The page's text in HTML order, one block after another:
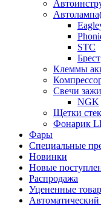
STC
Брест
Клеммы
Свечи
NGK
Щетки
Фонарик
Фары
Специальные
Новинки
Новые
Распродажа
Уцененные
Автоматический